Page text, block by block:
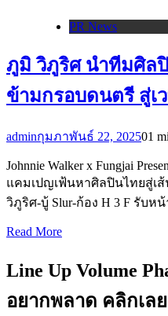
PR News
ภูมิ วิภูริศ นำทีมศิล
ข้ามกรอบดนตรี สู่เ
adminกุมภาพันธ์ 22, 202501
Johnnie Walker x Fungjai
แคมเปญเฟ้นหาศิลปินไทยสู่เ
วิภูริศ-บู้ Slur-ก้อง H 3 F รับห
Read More
Line Up Volume
อยากพลาด คลิกเลย